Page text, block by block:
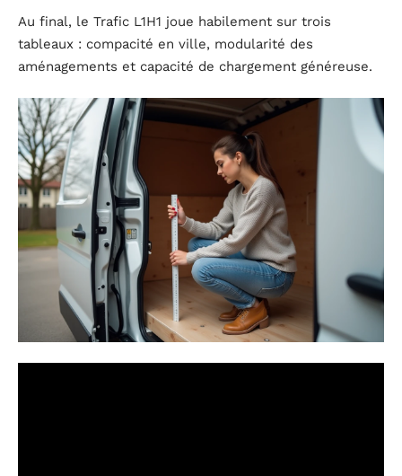
Au final, le Trafic L1H1 joue habilement sur trois
tableaux : compacité en ville, modularité des
aménagements et capacité de chargement généreuse.